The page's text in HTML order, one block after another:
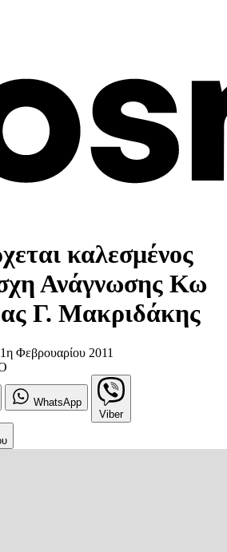
καλεσμένος
Ανάγνωσης Κω
Γ. Μακριδάκης
Φεβρουαρίου 2011
WhatsApp
Viber